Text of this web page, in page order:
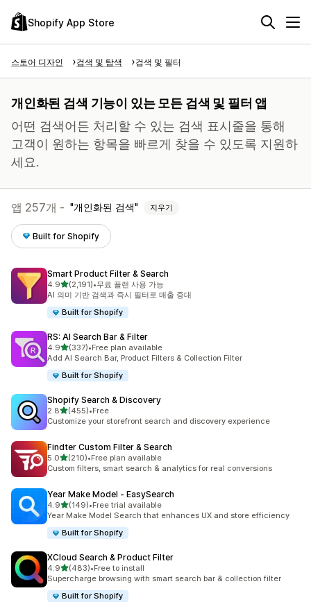
Shopify App Store
스토어 디자인 검색 및 탐색 검색 및 필터
개인화된 검색 기능이 있는 모든 검색 및 필터 앱
어떤 검색어든 처리할 수 있는 검색 표시줄을 통해
고객이 원하는 항목을 빠르게 찾을 수 있도록 지원하
세요.
앱 257개 - 개인화된 검색 지우기
Built for Shopify
Smart Product Filter & Search
4.9별 5개 중
(2,191)
총 리뷰 2191개
•무료 플랜 사용 가능
AI 의미 기반 검색과 즉시 필터로 매출 증대
Built for Shopify
RS: AI Search Bar & Filter
4.9별 5개 중
(337)
총 리뷰 337개
•Free plan available
Add AI Search Bar, Product Filters & Collection Filter
Built for Shopify
Shopify Search & Discovery
2.8별 5개 중
(455)
총 리뷰 455개
•Free
Customize your storefront search and discovery experience
Findter Custom Filter & Search
5.0별 5개 중
(210)
총 리뷰 210개
•Free plan available
Custom filters, smart search & analytics for real conversions
Year Make Model ‑ EasySearch
4.9별 5개 중
(149)
총 리뷰 149개
•Free trial available
Year Make Model Search that enhances UX and store efficiency
Built for Shopify
XCloud Search & Product Filter
4.9별 5개 중
(483)
총 리뷰 483개
•Free to install
Supercharge browsing with smart search bar & collection filter
Built for Shopify